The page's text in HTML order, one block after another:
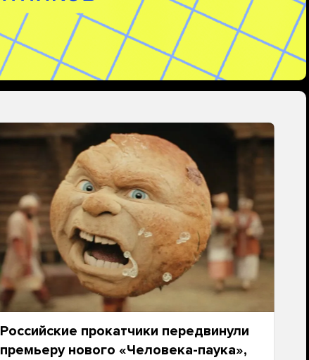
Российские прокатчики передвинули
премьеру нового «Человека-паука»,